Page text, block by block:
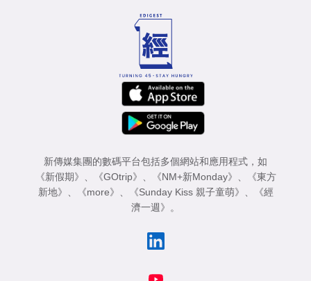
新傳媒集團的數碼平台包括多個網站和應用程式，如
《新假期》
《GOtrip》 《NM+新Monday》
《東方
新地》
《more》 《Sunday Kiss 親子童萌》
《經
濟一週》
。